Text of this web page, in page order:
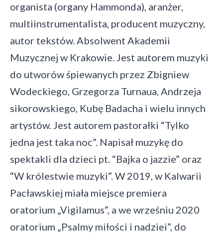
organista (organy Hammonda), aranżer,
multiinstrumentalista, producent muzyczny,
autor tekstów. Absolwent Akademii
Muzycznej w Krakowie. Jest autorem muzyki
do utworów śpiewanych przez Zbigniew
Wodeckiego, Grzegorza Turnaua, Andrzeja
sikorowskiego, Kubę Badacha i wielu innych
artystów. Jest autorem pastorałki “Tylko
jedna jest taka noc”. Napisał muzykę do
spektakli dla dzieci pt. “Bajka o jazzie” oraz
“W królestwie muzyki”. W 2019, w Kalwarii
Pacławskiej miała miejsce premiera
oratorium „Vigilamus”, a we wrześniu 2020
oratorium „Psalmy miłości i nadziei”, do